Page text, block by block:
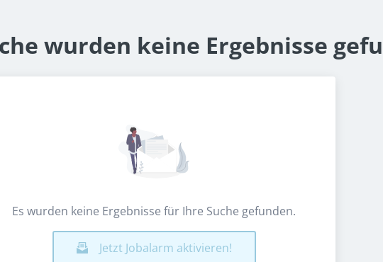
wurden keine Ergebnisse
Es wurden keine Ergebnisse für Ihre Suche gefunden.
Jetzt Jobalarm aktivieren!